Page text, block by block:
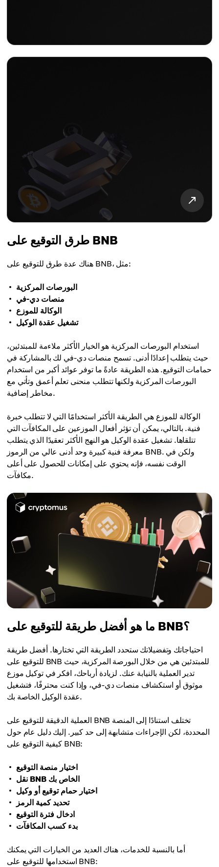
طرق التوقيع على BNB
هناك عدة طرق للتوقيع على BNB، مثل:
البورصات المركزية
منصات دي-في
الوكالة للموزع
تشغيل عقدة الوكيل
استخدام البورصات المركزية هو الخيار الأكثر ملاءمة للمبتدئين،
حيث يتطلب إعدادًا أدنى. تسمح منصات دي-في لك بالمشاركة في
حمامات التوقيع. هذه الطريقة عادةً ما توفر عوائد أكبر من استخدام
البورصات المركزية ولكنها تتطلب منحنى تعلم أعمق وتأتي مع
مخاطر إضافية.
الوكالة للموزع هي الطريقة الأكثر استخدامًا التي لا تتطلب خبرة
فنية. بالتالي، يمكن أن تؤثر أفعال الموزعين على المكافآت التي
تتلقاها. تشغيل عقدة الوكيل هو النهج الأكثر تعقيدًا الذي يتطلب
معرفة فنية كبيرة وحد أدنى عالي من الرموز BNB. ولكن في
الوقت نفسه، فإنه يحتوي على إمكانات للحصول على أعلى
مكافآت.
ما هو أفضل طريقة للتوقيع على BNB؟
احتياجاتك وتفضيلاتك ستحدد الطريقة التي تختارها. أفضل طريقة
للتوقيع على BNB للمبتدئين هي من خلال البورصة المركزية، حيث
تدير العملية بالنيابة عنك. لزيادة أرباحك، افكر في توكيل موزع
موثوق أو استكشاف منصات دي-في، وإذا كنت محترفًا، فتشغيل
عقدة الوكيل الخاصة بك.
العملية الدقيقة للتوقيع على BNB تختلف استنادًا إلى المنصة
المحددة، لكن الإجراءات متشابهة إلى حد كبير. إليك دليل عام حول
كيفية التوقيع على BNB:
اختيار منصة التوقيع
نقل BNB الخاص بك
اختيار حمام توقيع أو وكيل
تحديد كمية الرمز
ادخال فترة التوقيع
بدء كسب المكافآت
أما بالنسبة للخدمات، هناك العديد من الخيارات التي يمكنك
استخدامها للتوقيع على BNB: